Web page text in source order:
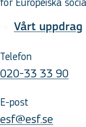
för Europeiska
Vårt uppdrag
Telefon
020-33 33 90
E-post
esf@esf.se